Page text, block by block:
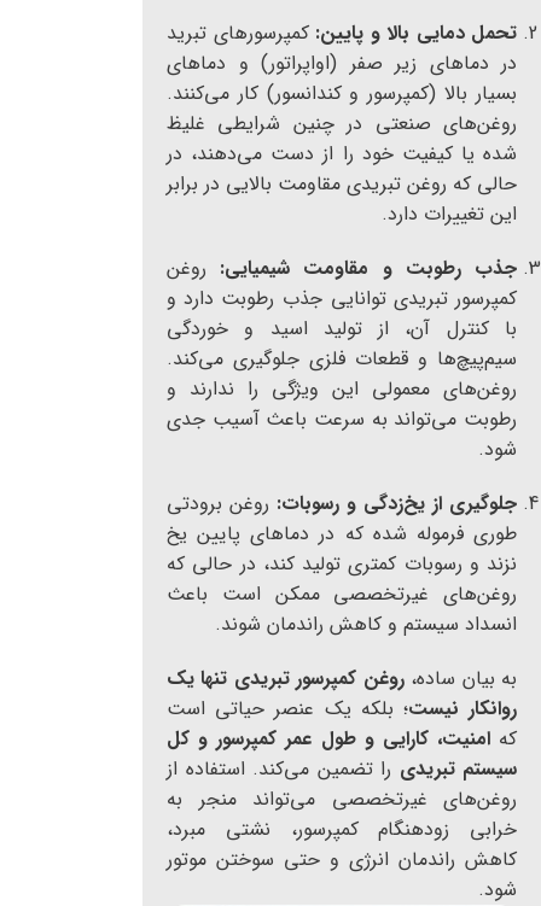
تحمل دمایی بالا و پایین: کمپرسورهای تبرید
در دماهای زیر صفر (اواپراتور) و دماهای
بسیار بالا (کمپرسور و کندانسور) کار می‌کنند.
روغن‌های صنعتی در چنین شرایطی غلیظ
شده یا کیفیت خود را از دست می‌دهند، در
حالی که روغن تبریدی مقاومت بالایی در برابر
این تغییرات دارد.
جذب رطوبت و مقاومت شیمیایی: روغن
کمپرسور تبریدی توانایی جذب رطوبت دارد و
با کنترل آن، از تولید اسید و خوردگی
سیم‌پیچ‌ها و قطعات فلزی جلوگیری می‌کند.
روغن‌های معمولی این ویژگی را ندارند و
رطوبت می‌تواند به سرعت باعث آسیب جدی
شود.
جلوگیری از یخ‌زدگی و رسوبات: روغن برودتی
طوری فرموله شده که در دماهای پایین یخ
نزند و رسوبات کمتری تولید کند، در حالی که
روغن‌های غیرتخصصی ممکن است باعث
انسداد سیستم و کاهش راندمان شوند.
به بیان ساده،روغن کمپرسور تبریدی تنها یک
روانکار نیست؛ بلکه یک عنصر حیاتی است
کهامنیت، کارایی و طول عمر کمپرسور و کل
سیستم تبریدی را تضمین می‌کند. استفاده از
روغن‌های غیرتخصصی می‌تواند منجر به
خرابی زودهنگام کمپرسور، نشتی مبرد،
کاهش راندمان انرژی و حتی سوختن موتور
شود.